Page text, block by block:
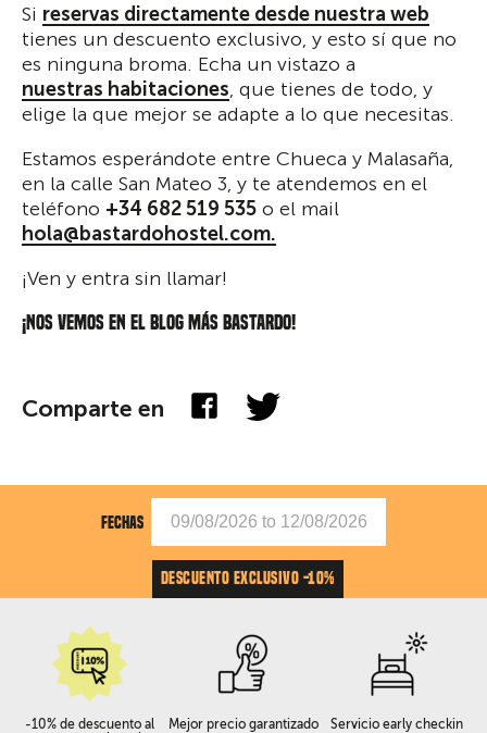
Si reservas directamente desde nuestra web
tienes un descuento exclusivo, y esto sí que no
es ninguna broma. Echa un vistazo a
nuestras habitaciones, que tienes de todo, y
elige la que mejor se adapte a lo que necesitas.
Estamos esperándote entre Chueca y Malasaña,
en la calle San Mateo 3, y te atendemos en el
teléfono +34 682 519 535 o el mail
hola@bastardohostel.com.
¡Ven y entra sin llamar!
¡Nos vemos en el blog más bastardo!
Comparte en
FECHAS
DESCUENTO EXCLUSIVO -10%
-10% de descuento al
Mejor precio garantizado Servicio early checkin